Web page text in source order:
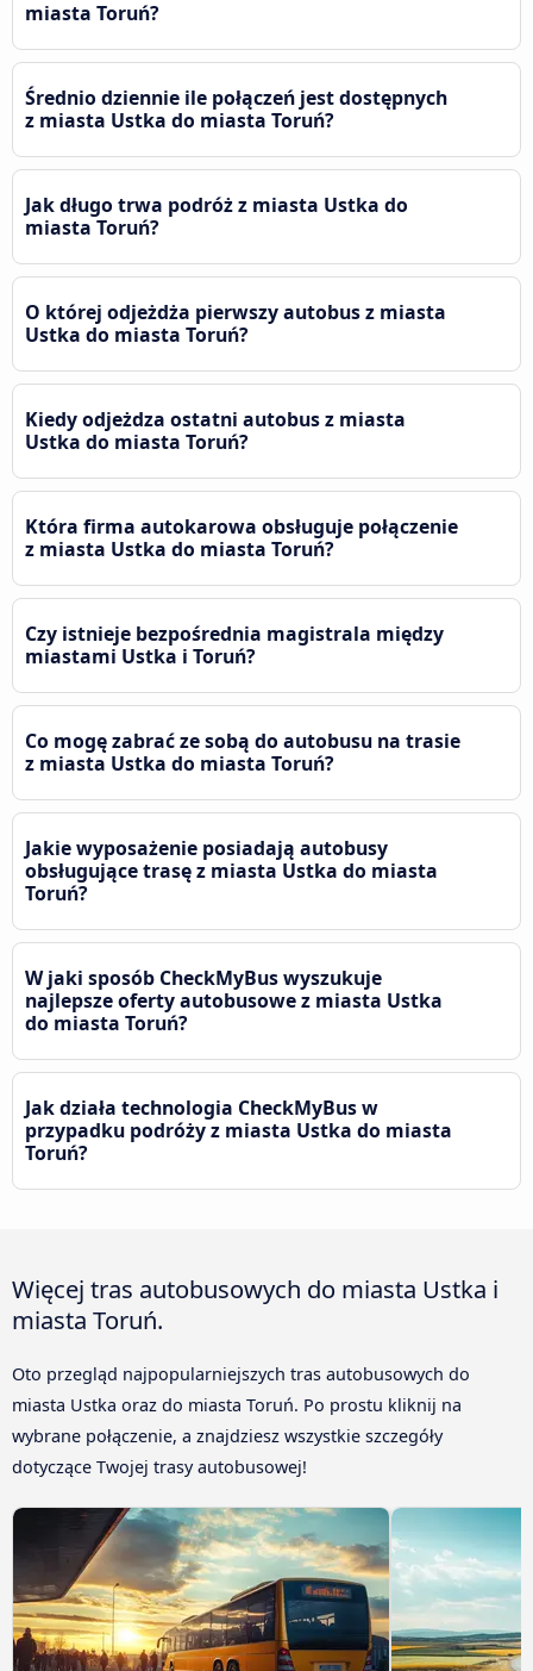
miasta Toruń?
Średnio dziennie ile połączeń jest dostępnych
z miasta Ustka do miasta Toruń?
Jak długo trwa podróż z miasta Ustka do
miasta Toruń?
O której odjeżdża pierwszy autobus z miasta
Ustka do miasta Toruń?
Kiedy odjeżdza ostatni autobus z miasta
Ustka do miasta Toruń?
Która firma autokarowa obsługuje połączenie
z miasta Ustka do miasta Toruń?
Czy istnieje bezpośrednia magistrala między
miastami Ustka i Toruń?
Co mogę zabrać ze sobą do autobusu na trasie
z miasta Ustka do miasta Toruń?
Jakie wyposażenie posiadają autobusy
obsługujące trasę z miasta Ustka do miasta
Toruń?
W jaki sposób CheckMyBus wyszukuje
najlepsze oferty autobusowe z miasta Ustka
do miasta Toruń?
Jak działa technologia CheckMyBus w
przypadku podróży z miasta Ustka do miasta
Toruń?
Więcej tras autobusowych do miasta Ustka i
miasta Toruń.
Oto przegląd najpopularniejszych tras autobusowych do
miasta Ustka oraz do miasta Toruń. Po prostu kliknij na
wybrane połączenie, a znajdziesz wszystkie szczegóły
dotyczące Twojej trasy autobusowej!